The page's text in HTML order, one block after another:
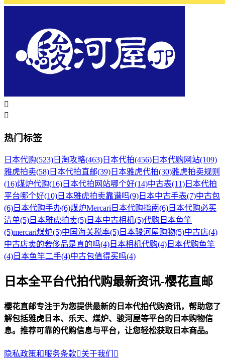


热门标签
日本代购(523) 日淘攻略(463) 日本代拍(456) 日本代购网站(109)
雅虎拍卖(58) 日本代拍直邮(39) 日本雅虎代拍(30)雅虎拍卖规则
(16)煤炉代购(16) 日本代拍网站哪个好(14)中古表(11) 日本代拍
平台哪个好(10) 日本雅虎拍卖靠谱吗(9) 日本中古手表(7)中古包
(6) 日本代购手办(6)煤炉Mercari日本代购指南(6) 日本代购必买
清单(5) 日本雅虎拍卖(5) 日本中古相机(5)代购日本鱼竿
(5)mercari煤炉(5)中国海关税率(5) 日本骏河屋购物(5)中古店(4)
中古店卖的奢侈品是真的吗(4) 日本相机代购(4) 日本代购鱼竿
(4) 日本鱼竿二手(4)中古包值得买吗(4)
日本全平台代拍代购最新资讯-樱花直邮
樱花直邮专注于为您提供最新的日本代拍代购资讯，帮助您了
解包括雅虎日本、乐天、煤炉、骏河屋等平台的日本购物信
息。推荐可靠的代购信息与平台，让您轻松获取日本商品。
隐私政策和服务条款关于我们 